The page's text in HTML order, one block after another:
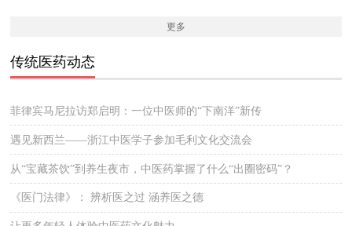
更多
传统医药动态
菲律宾马尼拉访郑启明：一位中医师的“下南洋”新传
遇见新西兰——浙江中医学子参加毛利文化交流会
从“宝藏茶饮”到养生夜市，中医药掌握了什么“出圈密码”？
《医门法律》： 辨析医之过 涵养医之德